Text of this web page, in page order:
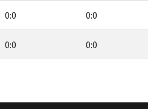
0:0 0:0
0:0 0:0